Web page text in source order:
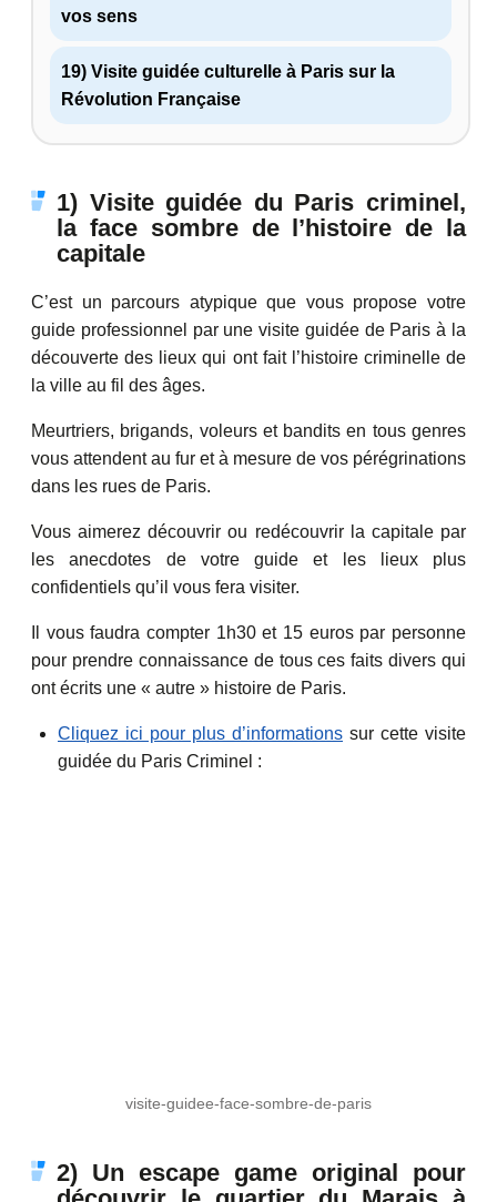
vos sens
19) Visite guidée culturelle à Paris sur la
Révolution Française
1) Visite guidée du Paris criminel,
la face sombre de l’histoire de la
capitale
C’est un parcours atypique que vous propose votre
guide professionnel par une visite guidée de Paris à la
découverte des lieux qui ont fait l’histoire criminelle de
la ville au fil des âges.
Meurtriers, brigands, voleurs et bandits en tous genres
vous attendent au fur et à mesure de vos pérégrinations
dans les rues de Paris.
Vous aimerez découvrir ou redécouvrir la capitale par
les anecdotes de votre guide et les lieux plus
confidentiels qu’il vous fera visiter.
Il vous faudra compter 1h30 et 15 euros par personne
pour prendre connaissance de tous ces faits divers qui
ont écrits une « autre » histoire de Paris.
Cliquez ici pour plus d’informations sur cette visite
guidée du Paris Criminel :
visite-guidee-face-sombre-de-paris
2) Un escape game original pour